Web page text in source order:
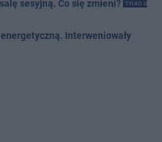
sesyjną. Co się zmieni?
TYLKO U
Interweniowały